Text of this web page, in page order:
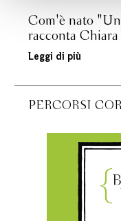
Com'è nato
racconta
Leggi di più
PERCORSI